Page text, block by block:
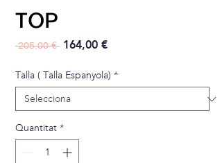
TOP
205,00 € Preu normal
164,00 €Preu d'oferta
Talla ( Talla Espanyola) *
Quantitat *